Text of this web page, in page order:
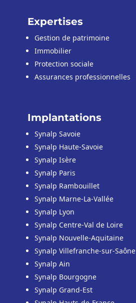
Expertises
Gestion de patrimoine
Immobilier
Protection sociale
Assurances professionnelles
Implantations
Synalp Savoie
Synalp Haute-Savoie
Synalp Isère
Synalp Paris
Synalp Rambouillet
Synalp Marne-La-Vallée
Synalp Lyon
Synalp Centre-Val de Loire
Synalp Nouvelle-Aquitaine
Synalp Villefranche-sur-Saône
Synalp Ain
Synalp Bourgogne
Synalp Grand-Est